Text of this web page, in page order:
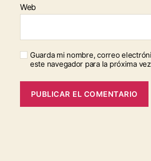
Web
Guarda mi nombre, correo
este navegador para la próxima